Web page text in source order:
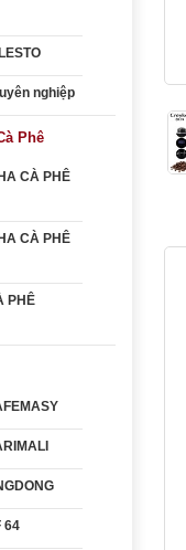
nghiệp
Phê
CÀ PHÊ
CÀ PHÊ
PHÊ
64